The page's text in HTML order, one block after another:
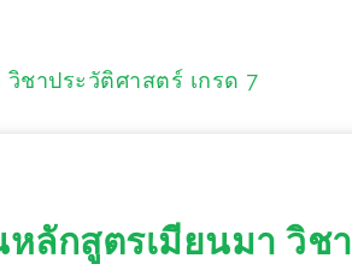
ชาประวัติศาสตร์ เกรด 7
หลักสูตรเมียนมา วิชา